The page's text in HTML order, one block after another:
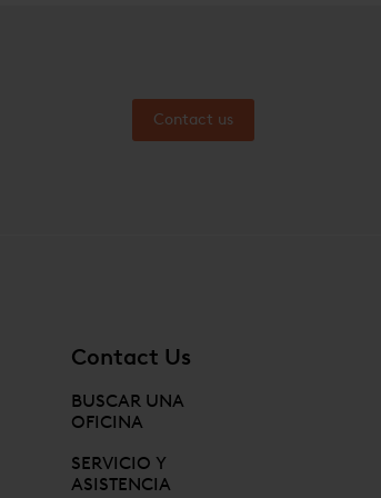
Contact us
Contact Us
BUSCAR UNA
OFICINA
SERVICIO Y
ASISTENCIA